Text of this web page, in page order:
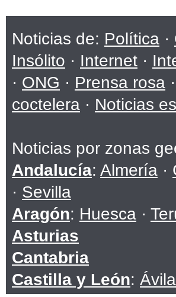
Noticias de: Política ·
Insólito · Internet ·
· ONG · Prensa rosa ·
coctelera · Noticias
Noticias por zonas
Andalucía: Almería ·
· Sevilla
Aragón: Huesca ·
Asturias
Cantabria
Castilla y León: Ávila